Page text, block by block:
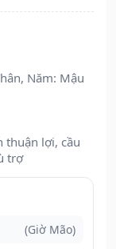
Năm: Mậu
thuận lợi, cầu
trợ
(Giờ Mão)